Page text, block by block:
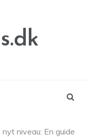
niveau: En guide